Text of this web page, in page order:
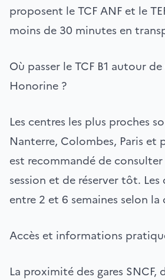
proposent le TCF ANF et le
moins de 30 minutes en
Où passer le TCF B1 autour
Honorine ?
Les centres les plus proches
Nanterre, Colombes, Paris et
est recommandé de
session et de réserver tôt.
entre 2 et 6 semaines selon la
Accès et informations
La proximité des gares SNCF,